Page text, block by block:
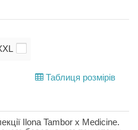
Таблиця розмірів
Ilona Tambor x Medicine.